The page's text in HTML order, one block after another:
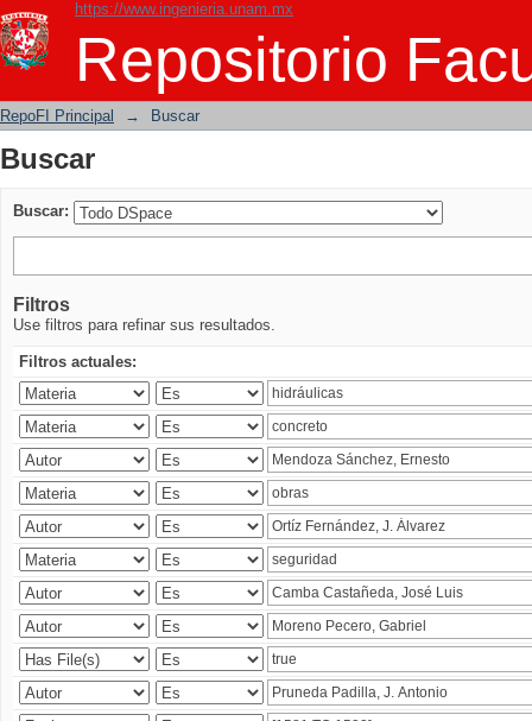
https://www.ingenieria.unam.mx
Repositorio
Buscar
RepoFI Principal → Buscar
Buscar
Buscar:
Filtros
Use filtros para refinar sus resultados.
Filtros actuales: